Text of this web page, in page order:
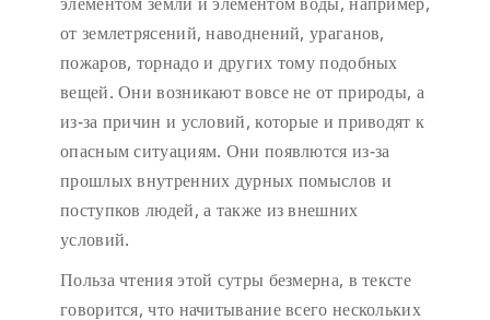
от землетрясений, наводнений, ураганов,
пожаров, торнадо и других тому подобных
вещей. Они возникают вовсе не от природы, а
из-за причин и условий, которые и приводят к
опасным ситуациям. Они появлются из-за
прошлых внутренних дурных помыслов и
поступков людей, а также из внешних
условий.
Польза чтения этой сутры безмерна, в тексте
говорится, что начитывание всего нескольких